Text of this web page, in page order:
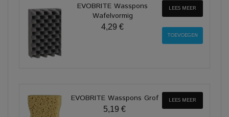
EVOBRITE Wasspons
Wafelvormig
4,29 €
LEES MEER
EVOBRITE Wasspons Grof
5,19 €
LEES MEER